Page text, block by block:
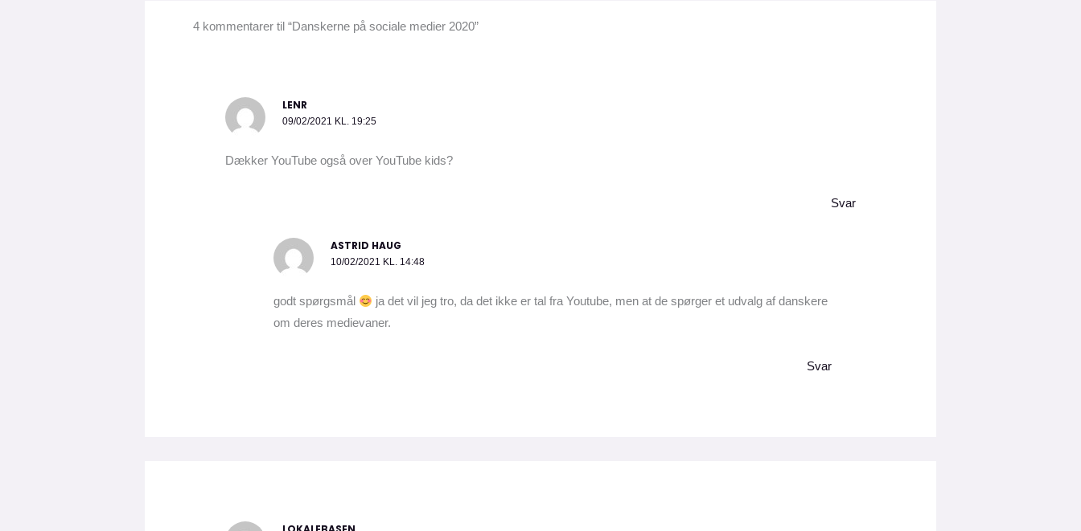
4 kommentarer til “Danskerne på sociale medier 2020”
LENR
09/02/2021 KL. 19:25
Dækker YouTube også over YouTube kids?
Svar
ASTRID HAUG
10/02/2021 KL. 14:48
godt spørgsmål
ja det vil jeg tro, da det ikke er tal fra Youtube, men at de spørger et udvalg af danskere
om deres medievaner.
Svar